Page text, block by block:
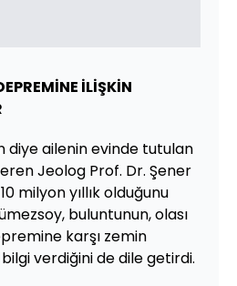
İLİŞKİN
diye ailenin evinde tutulan
Jeolog Prof. Dr. Şener
milyon yıllık olduğunu
buluntunun, olası
karşı zemin
bilgi verdiğini de dile getirdi.